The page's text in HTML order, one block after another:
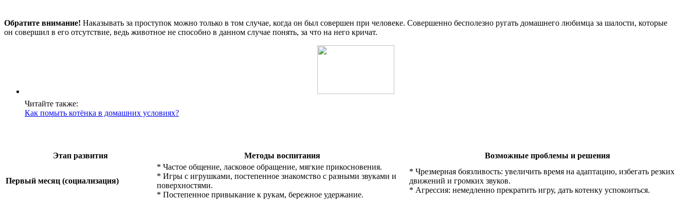
Обратите внимание! Наказывать за проступок можно только в том случае, когда он был совершен при человеке. Совершенно бесполезно ругать домашнего любимца за шалости, которые
он совершил в его отсутствие, ведь животное не способно в данном случае понять, за что на него кричат.
Читайте также:
Как помыть котёнка в домашних условиях?
Этап развития Методы воспитания Возможные проблемы и решения
Первый месяц (социализация)
* Частое общение, ласковое обращение, мягкие прикосновения.
* Игры с игрушками, постепенное знакомство с разными звуками и
поверхностями.
* Постепенное привыкание к рукам, бережное удержание.
* Чрезмерная боязливость: увеличить время на адаптацию, избегать резких
движений и громких звуков.
* Агрессия: немедленно прекратить игру, дать котенку успокоиться.